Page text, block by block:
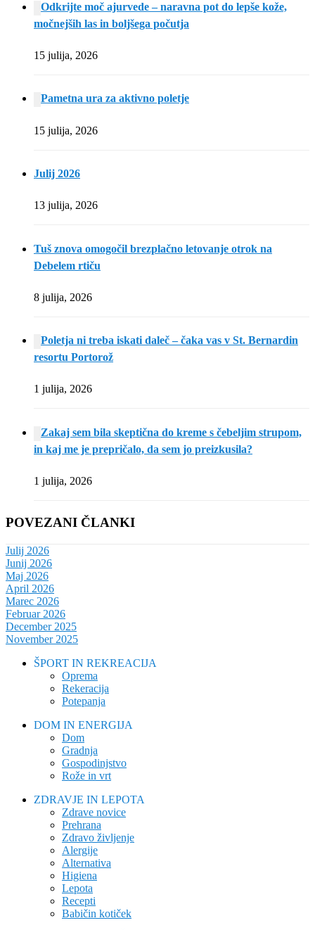
Odkrijte moč ajurvede – naravna pot do lepše kože,
močnejših las in boljšega počutja
15 julija, 2026
Pametna ura za aktivno poletje
15 julija, 2026
Julij 2026
13 julija, 2026
Tuš znova omogočil brezplačno letovanje otrok na
Debelem rtiču
8 julija, 2026
Poletja ni treba iskati daleč – čaka vas v St. Bernardin
resortu Portorož
1 julija, 2026
Zakaj sem bila skeptična do kreme s čebeljim strupom,
in kaj me je prepričalo, da sem jo preizkusila?
1 julija, 2026
POVEZANI ČLANKI
Julij 2026
Junij 2026
Maj 2026
April 2026
Marec 2026
Februar 2026
December 2025
November 2025
ŠPORT IN REKREACIJA
Oprema
Rekeracija
Potepanja
DOM IN ENERGIJA
Dom
Gradnja
Gospodinjstvo
Rože in vrt
ZDRAVJE IN LEPOTA
Zdrave novice
Prehrana
Zdravo življenje
Alergije
Alternativa
Higiena
Lepota
Recepti
Babičin kotiček